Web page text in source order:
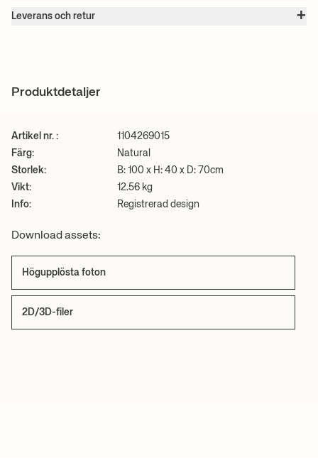
Färg: Natural
förekomma.
Högupplösta foton
+ LÄS MER
Leverans och retur +
Se alla våra fraktpriser
Produktdetaljer
Artikel nr. :
1104269015
Färg:
Natural
Storlek:
B: 100 x H: 40 x D: 70cm
Vikt:
12.56 kg
Info:
Registrerad design
Download assets:
Högupplösta foton
2D/3D-filer